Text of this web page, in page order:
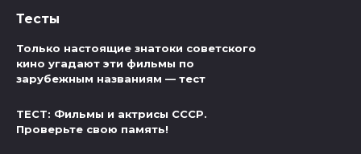
Тесты
Только настоящие знатоки советского
кино угадают эти фильмы по
зарубежным названиям — тест
ТЕСТ: Фильмы и актрисы СССР.
Проверьте свою память!